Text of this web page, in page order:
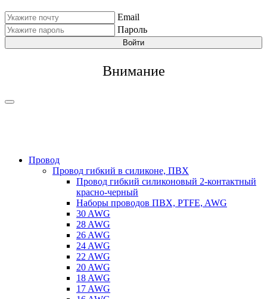
Email
Пароль
Войти
Внимание
Провод
Провод гибкий в силиконе, ПВХ
Провод гибкий силиконовый 2-контактный
красно-черный
Наборы проводов ПВХ, PTFE, AWG
30 AWG
28 AWG
26 AWG
24 AWG
22 AWG
20 AWG
18 AWG
17 AWG